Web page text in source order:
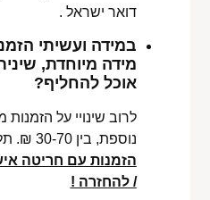
דואר ישראל .
במידה ועשיתי
מידה מיוחדת,
אוכל להחליף?
לרוב שינויי על הזמנות
נוספת, בין 30-70 ₪. תלוי במקרה,
הזמנות עם חריטה
/ להחזרה !